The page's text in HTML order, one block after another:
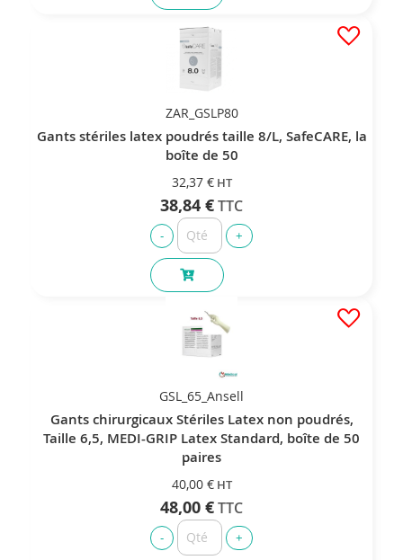
ZAR_GSLP80
Gants stériles latex poudrés taille 8/L, SafeCARE, la
boîte de 50
32,37 €
38,84 €
GSL_65_Ansell
Gants chirurgicaux Stériles Latex non poudrés,
Taille 6,5, MEDI-GRIP Latex Standard, boîte de 50
paires
40,00 €
48,00 €